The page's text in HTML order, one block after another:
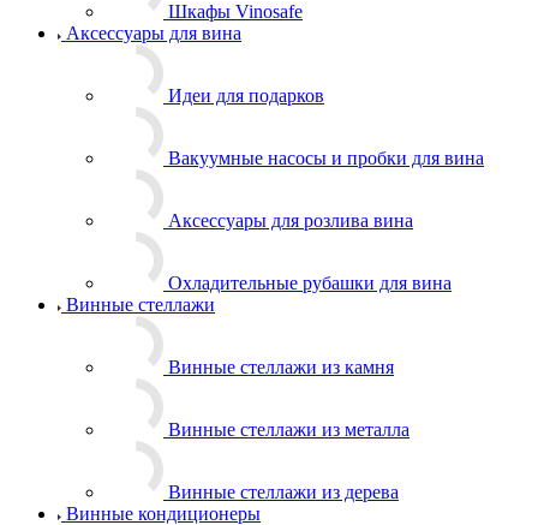
Шкафы Vinosafe
Аксессуары для вина
Идеи для подарков
Вакуумные насосы и пробки для вина
Аксессуары для розлива вина
Охладительные рубашки для вина
Винные стеллажи
Винные стеллажи из камня
Винные стеллажи из металла
Винные стеллажи из дерева
Винные кондиционеры